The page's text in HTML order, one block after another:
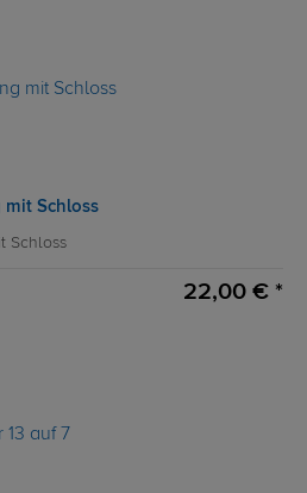
mit Schloss
Schloss
22,00 € *